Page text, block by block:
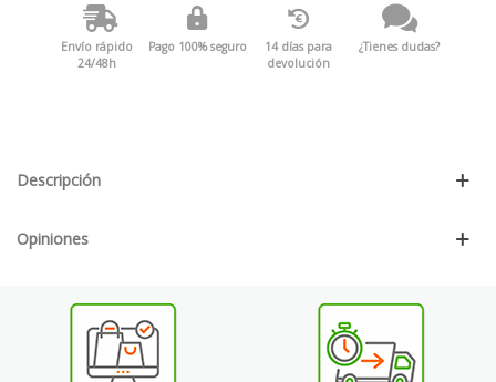
Envío rápido
24/48h
Pago 100% seguro
14 días para
devolución
¿Tienes dudas?
Descripción
Opiniones